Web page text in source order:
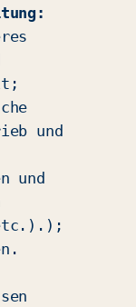
und
und